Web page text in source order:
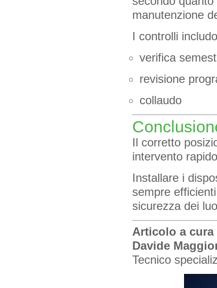
manutenzione
I controlli
verifica
revisione
collaudo
Il corretto
intervento
Installare i
sempre
sicurezza dei
Articolo a cura
Davide
Tecnico